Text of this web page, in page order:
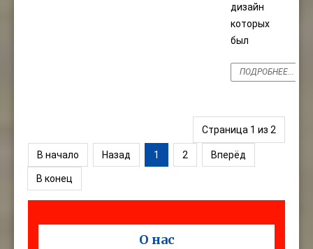
дизайн
которых
был
ПОДРОБНЕЕ...
Страница 1 из 2
В начало Назад 1 2 Вперёд
В конец
О нас